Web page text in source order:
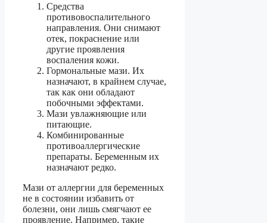
Средства
противовоспалительного
направления. Они снимают
отек, покраснение или
другие проявления
воспаления кожи.
Гормональные мази. Их
назначают, в крайнем случае,
так как они обладают
побочными эффектами.
Мази увлажняющие или
питающие.
Комбинированные
противоаллергические
препараты. Беременным их
назначают редко.
Мази от аллергии для беременных
не в состоянии избавить от
болезни, они лишь смягчают ее
проявление. Например, такие